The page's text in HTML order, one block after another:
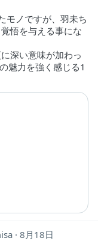
モノですが、羽未ち
悟を与える事にな
深い意味が加わっ
魅力を強く感じる1
8月18日